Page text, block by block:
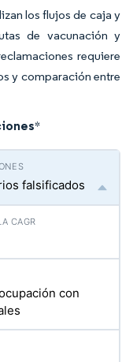
los flujos de caja y
de vacunación y
requiere
y comparación entre
*
falsificados
con